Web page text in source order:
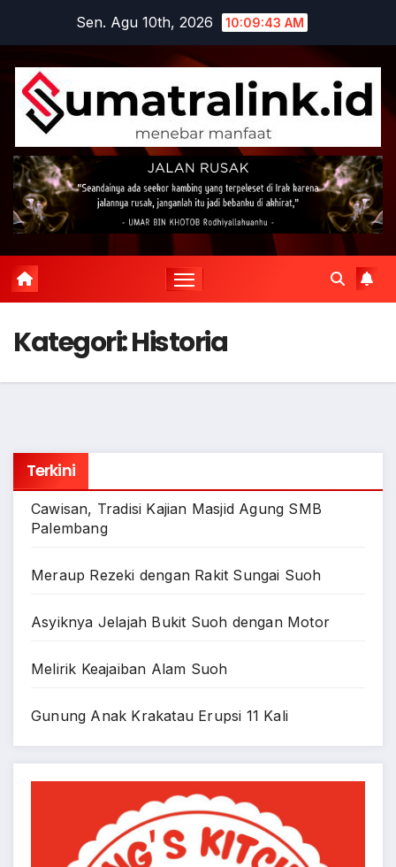
content
Sen. Agu 10th, 2026 10:09:45 AM
Kategori:Historia
Terkini
Cawisan, Tradisi Kajian Masjid Agung SMB
Palembang
Meraup Rezeki dengan Rakit Sungai Suoh
Asyiknya Jelajah Bukit Suoh dengan Motor
Melirik Keajaiban Alam Suoh
Gunung Anak Krakatau Erupsi 11 Kali